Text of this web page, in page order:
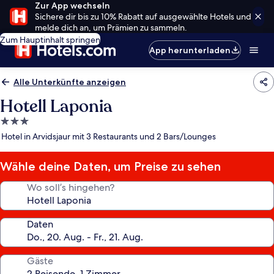
Zur App wechseln
Sichere dir bis zu 10% Rabatt auf ausgewählte Hotels und
melde dich an, um Prämien zu sammeln.
Zum Hauptinhalt springen
App herunterladen
Alle Unterkünfte anzeigen
Hotell Laponia
3.0-
Sterne-
Hotel in Arvidsjaur mit 3 Restaurants und 2 Bars/Lounges
Wähle deine Daten, um Preise zu sehen
Wo soll’s hingehen?
Daten
Gäste